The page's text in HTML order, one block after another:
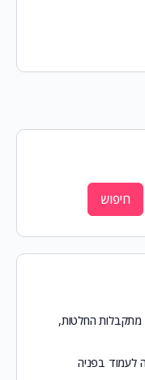
חיפוש
מתקבלות החלטות,
לעמוד בפניה